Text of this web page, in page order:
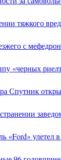
тяжкого
с
«черных
Спутник
«Ford» улетел